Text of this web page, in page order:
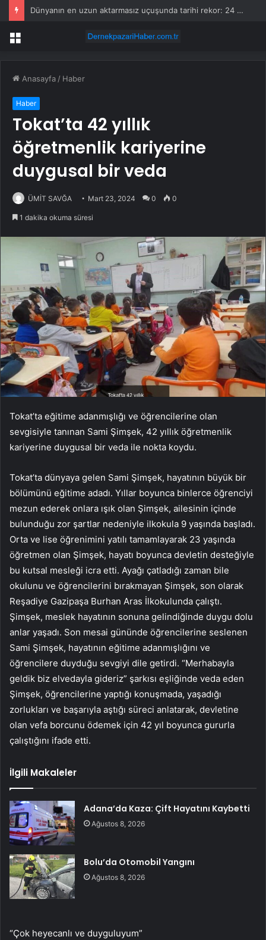
Dünyanın en uzun aktarmasız uçuşunda tarihi rekor: 24 saatten fazla havada kaldılar
Menü
Anasayfa / Haber
Haber
Tokat’ta 42 yıllık
öğretmenlik kariyerine
duygusal bir veda
ÜMİT SAVĞA Mart 23, 2024 0 0
1 dakika okuma süresi
Tokat’ta eğitime adanmışlığı ve öğrencilerine olan
sevgisiyle tanınan Sami Şimşek, 42 yıllık öğretmenlik
kariyerine duygusal bir veda ile nokta koydu.
Tokat’ta dünyaya gelen Sami Şimşek, hayatının büyük bir
bölümünü eğitime adadı. Yıllar boyunca binlerce öğrenciyi
mezun ederek onlara ışık olan Şimşek, ailesinin içinde
bulunduğu zor şartlar nedeniyle ilkokula 9 yaşında başladı.
Orta ve lise öğrenimini yatılı tamamlayarak 23 yaşında
öğretmen olan Şimşek, hayatı boyunca devletin desteğiyle
bu kutsal mesleği icra etti. Ayağı çatladığı zaman bile
okulunu ve öğrencilerini bırakmayan Şimşek, son olarak
Reşadiye Gazipaşa Burhan Aras İlkokulunda çalıştı.
Şimşek, meslek hayatının sonuna gelindiğinde duygu dolu
anlar yaşadı. Son mesai gününde öğrencilerine seslenen
Sami Şimşek, hayatının eğitime adanmışlığını ve
öğrencilere duyduğu sevgiyi dile getirdi. “Merhabayla
geldik biz elvedayla gideriz” şarkısı eşliğinde veda eden
Şimşek, öğrencilerine yaptığı konuşmada, yaşadığı
zorlukları ve başarıyla aştığı süreci anlatarak, devletine
olan vefa borcunu ödemek için 42 yıl boyunca gururla
çalıştığını ifade etti.
İlgili Makaleler
Adana’da Kaza: Çift Hayatını Kaybetti
Ağustos 8, 2026
Bolu’da Otomobil Yangını
Ağustos 8, 2026
“Çok heyecanlı ve duyguluyum”